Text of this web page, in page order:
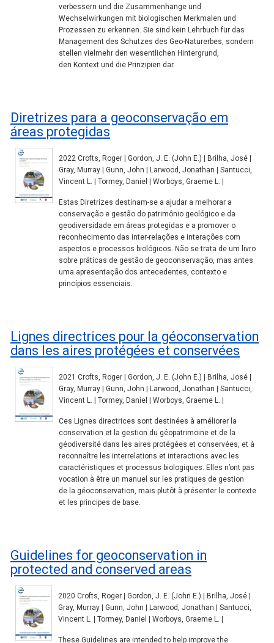
verbessern und die Zusammenhänge und
Wechselwirkungen mit biologischen Merkmalen und
Prozessen zu erkennen. Sie sind kein Lehrbuch für das
Management des Schutzes des Geo-Naturerbes, sondern
stellen vielmehr den wesentlichen Hintergrund,
den Kontext und die Prinzipien dar.
Diretrizes para a geoconservação em
áreas protegidas
2022 Crofts, Roger | Gordon, J. E. (John E.) | Brilha, José |
Gray, Murray | Gunn, John | Larwood, Jonathan | Santucci,
Vincent L. | Tormey, Daniel | Worboys, Graeme L. |
Estas Diretrizes destinam-se a ajudar a melhorar a
conservação e gestão do patrimônio geológico e da
geodiversidade em áreas protegidas e a promover o
reconhecimento das inter-relações e interações com
aspectos e processos biológicos. Não se trata de um livro
sobre práticas de gestão de geoconservação, mas antes
uma apresentação dos antecedentes, contexto e
princípios essenciais.
Lignes directrices pour la géoconservation
dans les aires protégées et conservées
2021 Crofts, Roger | Gordon, J. E. (John E.) | Brilha, José |
Gray, Murray | Gunn, John | Larwood, Jonathan | Santucci,
Vincent L. | Tormey, Daniel | Worboys, Graeme L. |
Ces Lignes directrices sont destinées à améliorer la
conservation et la gestion du géopatrimoine et de la
géodiversité dans les aires protégées et conservées, et à
reconnaître les interrelations et interactions avec les
caractéristiques et processus biologiques. Elles n’ont pas
vocation à être un manuel sur les pratiques de gestion
de la géoconservation, mais plutôt à présenter le contexte
et les principes de base.
Guidelines for geoconservation in
protected and conserved areas
2020 Crofts, Roger | Gordon, J. E. (John E.) | Brilha, José |
Gray, Murray | Gunn, John | Larwood, Jonathan | Santucci,
Vincent L. | Tormey, Daniel | Worboys, Graeme L. |
These Guidelines are intended to help improve the